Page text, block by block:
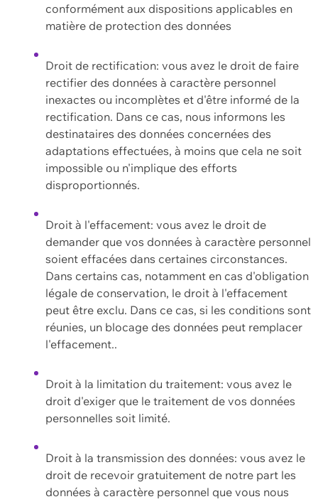
conformément aux dispositions applicables en
matière de protection des données
Droit de rectification: vous avez le droit de faire
rectifier des données à caractère personnel
inexactes ou incomplètes et d'être informé de la
rectification. Dans ce cas, nous informons les
destinataires des données concernées des
adaptations effectuées, à moins que cela ne soit
impossible ou n'implique des efforts
disproportionnés.
Droit à l'effacement: vous avez le droit de
demander que vos données à caractère personnel
soient effacées dans certaines circonstances.
Dans certains cas, notamment en cas d'obligation
légale de conservation, le droit à l'effacement
peut être exclu. Dans ce cas, si les conditions sont
réunies, un blocage des données peut remplacer
l'effacement..
Droit à la limitation du traitement: vous avez le
droit d'exiger que le traitement de vos données
personnelles soit limité.
Droit à la transmission des données: vous avez le
droit de recevoir gratuitement de notre part les
données à caractère personnel que vous nous